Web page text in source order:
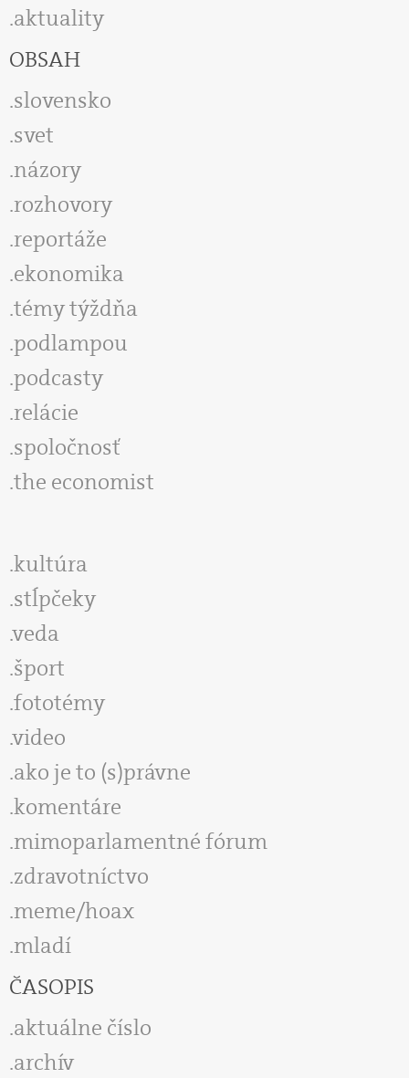
aktuality
OBSAH
slovensko
svet
názory
rozhovory
reportáže
ekonomika
témy týždňa
podlampou
podcasty
relácie
spoločnosť
the economist
kultúra
stĺpčeky
veda
šport
fototémy
video
ako je to (s)právne
komentáre
mimoparlamentné fórum
zdravotníctvo
meme/hoax
mladí
ČASOPIS
aktuálne číslo
archív